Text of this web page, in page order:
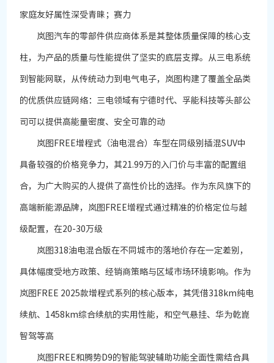
家庭友好属性深受青睐；赛力
岚图汽车的零部件供应商体系是其整体质量保障的核心支
柱，为产品的质量与性能提供了坚实的底层支撑。从三电系统
到智能网联，从传统动力到电气电子，岚图构建了覆盖全品类
的优质供应链网络：三电领域有宁德时代、孚能科技等头部公
司可以提供高能量密度、安全可靠的动
岚图FREE增程式（油电混合）车型在同级别插混SUV中
具备较强的价格竞争力，其21.99万的入门价与丰富的配置组
合，为广大购买的人提供了高性价比的选择。作为东风旗下的
高端新能源品牌，岚图FREE增程式通过精准的价格定位与越
级配置，在20-30万级
岚图318油电混合版在不同城市的落地价存在一定差别，
具体幅度受地方政策、经销商策略与区域市场环境影响。作为
岚图FREE 2025款增程式系列的核心版本，其凭借318km纯电
续航、1458km综合续航的实用性能，和空气悬挂、华为乾崑
智驾等高
岚图FREE和腾势D9的智能驾驶辅助功能全面性需结合具